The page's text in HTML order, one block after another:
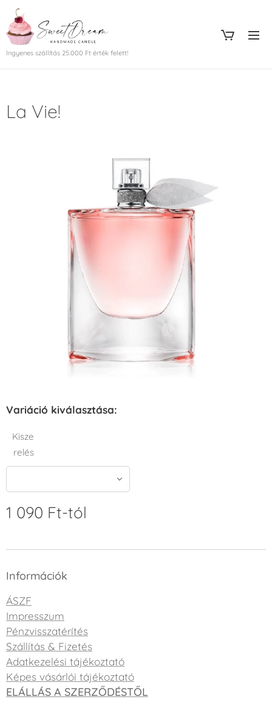
Ingyenes szállítás 25.000 Ft érték felett!
La Vie!
Variáció kiválasztása:
Kisze
relés
1 090 Ft-tól
Információk
ÁSZF
Impresszum
Pénzvisszatérítés
Szállítás & Fizetés
Adatkezelési tájékoztató
Képes vásárlói tájékoztató
ELÁLLÁS A SZERZŐDÉSTŐL